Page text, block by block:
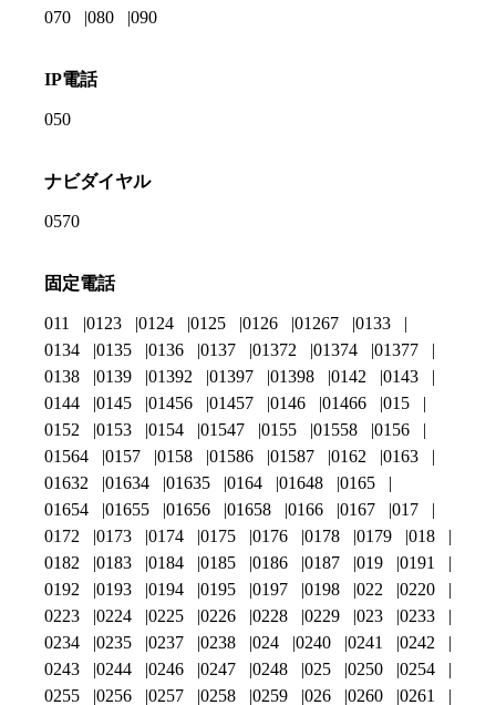
070 080 090
IP電話
050
ナビダイヤル
0570
固定電話
011 0123 0124 0125 0126 01267
0133
0134
0135 0136 0137 01372 01374
01377
0138
0139 01392 01397 01398 0142
0143
0144
0145 01456 01457 0146 01466
015
0152
0153 0154 01547 0155 01558
0156
01564
0157 0158 01586 01587 0162
0163
01632
01634 01635 0164 01648
0165
01654
01655 01656 01658 0166 0167
017
0172
0173 0174 0175 0176 0178 0179
018
0182
0183 0184 0185 0186 0187 019
0191
0192
0193 0194 0195 0197 0198 022
0220
0223
0224 0225 0226 0228 0229 023
0233
0234
0235 0237 0238 024 0240 0241
0242
0243
0244 0246 0247 0248 025 0250
0254
0255
0256 0257 0258 0259 026 0260 0261